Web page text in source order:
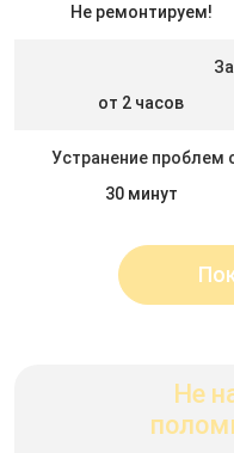
Не ремонтируем!
от 2 часов
Устранение проблем
30 минут
Не